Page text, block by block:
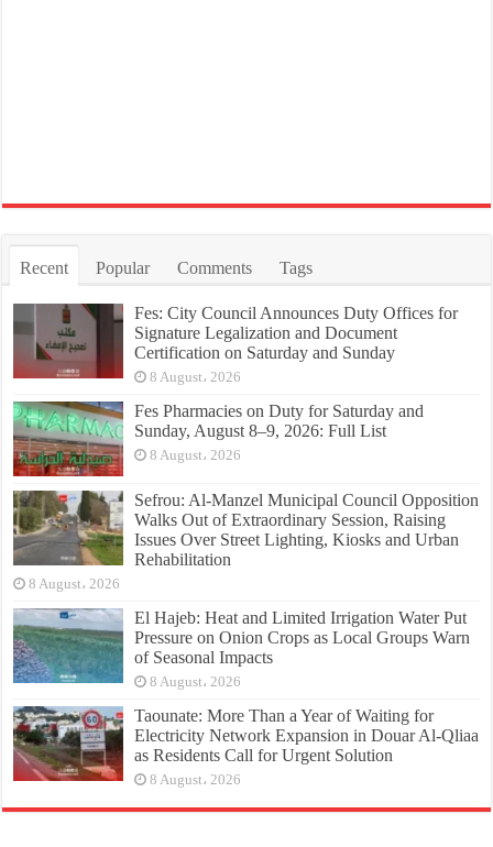
Recent Popular Comments Tags
Fes: City Council Announces Duty Offices for
Signature Legalization and Document
Certification on Saturday and Sunday
8 August، 2026
Fes Pharmacies on Duty for Saturday and
Sunday, August 8–9, 2026: Full List
8 August، 2026
Sefrou: Al-Manzel Municipal Council Opposition
Walks Out of Extraordinary Session, Raising
Issues Over Street Lighting, Kiosks and Urban
Rehabilitation
8 August، 2026
El Hajeb: Heat and Limited Irrigation Water Put
Pressure on Onion Crops as Local Groups Warn
of Seasonal Impacts
8 August، 2026
Taounate: More Than a Year of Waiting for
Electricity Network Expansion in Douar Al-Qliaa
as Residents Call for Urgent Solution
8 August، 2026